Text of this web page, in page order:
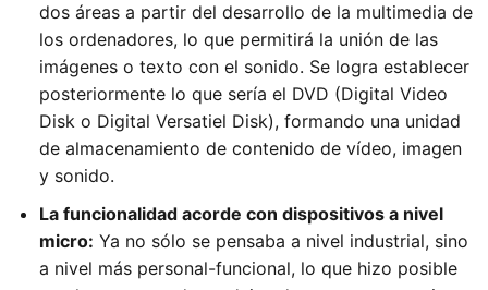
dos áreas a partir del desarrollo de la multimedia de
los ordenadores, lo que permitirá la unión de las
imágenes o texto con el sonido. Se logra establecer
posteriormente lo que sería el DVD (Digital Video
Disk o Digital Versatiel Disk), formando una unidad
de almacenamiento de contenido de vídeo, imagen
y sonido.
La funcionalidad acorde con dispositivos a nivel
micro: Ya no sólo se pensaba a nivel industrial, sino
a nivel más personal-funcional, lo que hizo posible